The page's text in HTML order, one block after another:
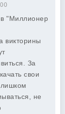
"Миллионер
викторины
За
свои
не